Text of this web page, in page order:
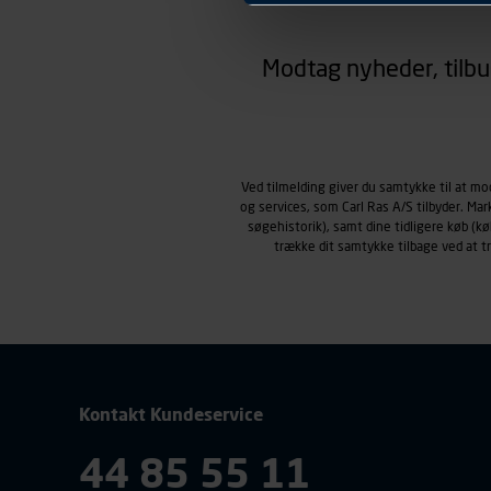
hjemmesiden ser ud eller
Markedsføringscookies
Carl Ras anvender
henblik på markedsføring,
smartphone mv.) samt de
Vi henviser endvidere til
personoplysninger.
Modtag nyheder,
Ved tilmelding giver du samtykke til at
og services, som Carl Ras A/S tilbyder.
søgehistorik), samt dine tidligere køb
trække dit samtykke tilbage ved at
Kontakt Kundeservice
44 85 55 11